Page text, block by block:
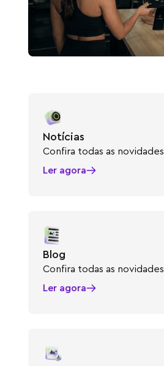
Notícias
Confira todas as novidades
Ler agora
Blog
Confira todas as novidades
Ler agora